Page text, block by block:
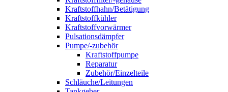
Kraftstoffhahn/Betätigung
Kraftstoffkühler
Kraftstoffvorwärmer
Pulsationsdämpfer
Pumpe/-zubehör
Kraftstoffpumpe
Reparatur
Zubehör/Einzelteile
Schläuche/Leitungen